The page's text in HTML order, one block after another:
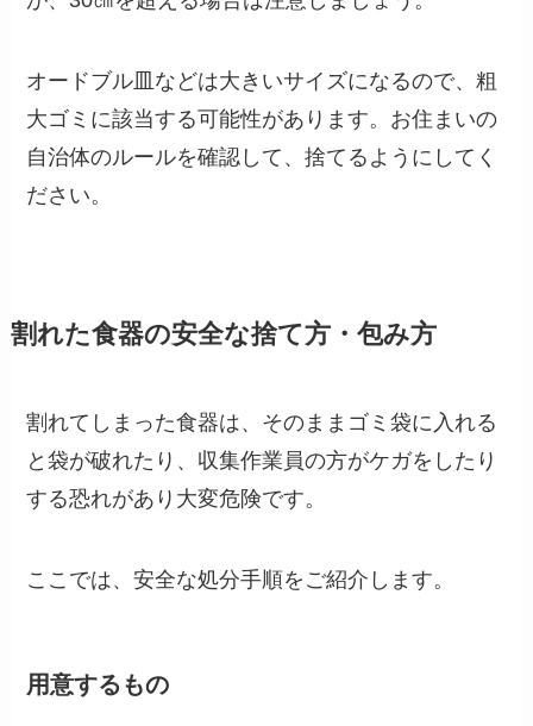
オードブル皿などは大きいサイズになるので、粗
大ゴミに該当する可能性があります。お住まいの
自治体のルールを確認して、捨てるようにしてく
ださい。
割れた食器の安全な捨て方・包み方
割れてしまった食器は、そのままゴミ袋に入れる
と袋が破れたり、収集作業員の方がケガをしたり
する恐れがあり大変危険です。
ここでは、安全な処分手順をご紹介します。
用意するもの